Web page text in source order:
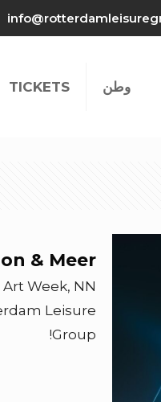
وطن TICKETS
& Meer
Week, NN
Leisure
Group!